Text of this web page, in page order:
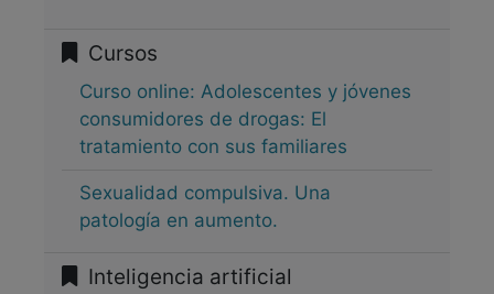
Cursos
Curso online: Adolescentes y jóvenes
consumidores de drogas: El
tratamiento con sus familiares
Sexualidad compulsiva. Una
patología en aumento.
Inteligencia artificial